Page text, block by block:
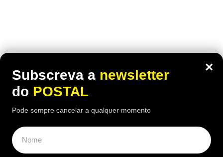
×
Subscreva a newsletter
do POSTAL
Pode sempre cancelar a qualquer momento